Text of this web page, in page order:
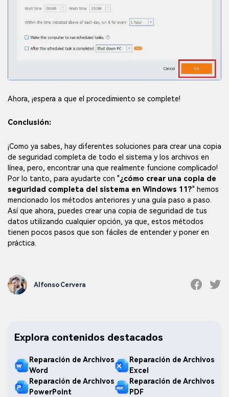
Ahora, ¡espera a que el procedimiento se complete!
Conclusión:
¡Como ya sabes, hay diferentes soluciones para crear una copia
de seguridad completa de todo el sistema y los archivos en
línea, pero, encontrar una que realmente funcione complicado!
Por lo tanto, para ayudarte con "¿cómo crear una copia de
seguridad completa del sistema en Windows 11?" hemos
mencionado los métodos anteriores y una guía paso a paso.
Así que ahora, puedes crear una copia de seguridad de tus
datos utilizando cualquier opción, ya que, estos métodos
tienen pocos pasos que son fáciles de entender y poner en
práctica.
Alfonso Cervera
Explora contenidos destacados
Reparación de Archivos
Word
Reparación de Archivos
Excel
Reparación de Archivos
PowerPoint
Reparación de Archivos
PDF